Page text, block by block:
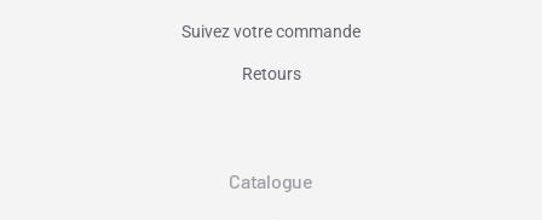
Suivez votre commande
Retours
Catalogue